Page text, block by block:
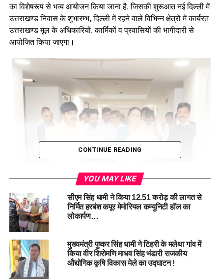
का विशेषरूप से भव्य आयोजन किया जाना है, जिसकी शुरूआत नई दिल्ली में
उत्तराखण्ड निवास के शुभारम्भ, दिल्ली में रहने वाले विभिन्न क्षेत्रों में कार्यरत
उत्तराखण्ड मूल के अधिकारियों, कार्मिकों व प्रवासियों की भागीदारी से
आयोजित किया जाएगा।
CONTINUE READING
YOU MAY LIKE
सीएम सिंह धामी ने किया 12.51 करोड़ की लागत से
निर्मित हरबंश कपूर मेमोरियल कम्युनिटी हॉल का
लोकार्पण…
मुख्यमंत्री पुष्कर सिंह धामी ने टिहरी के मलेथा गांव में
किया वीर शिरोमणि माधव सिंह भंडारी राजकीय
औद्योगिक कृषि विकास मेले का उद्घाटन !